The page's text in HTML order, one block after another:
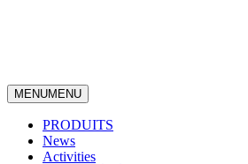
MENUMENU
PRODUITS
News
Activities